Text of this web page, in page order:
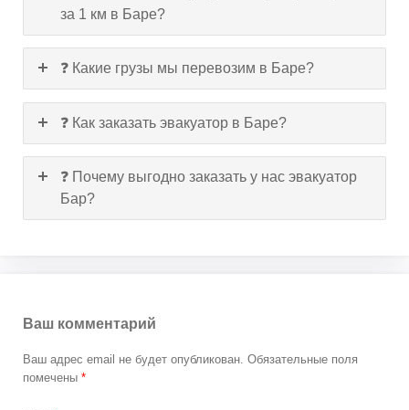
за 1 км в Баре?
❓ Какие грузы мы перевозим в Баре?
❓ Как заказать эвакуатор в Баре?
❓ Почему выгодно заказать у нас эвакуатор
Бар?
Ваш комментарий
Ваш адрес email не будет опубликован. Обязательные поля
помечены *